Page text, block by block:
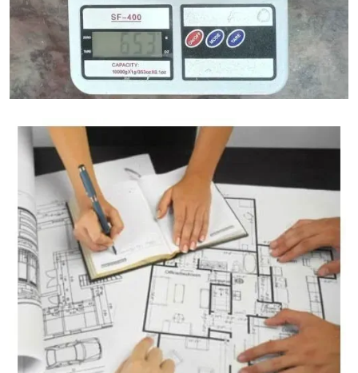
Калькулятор веса гранита